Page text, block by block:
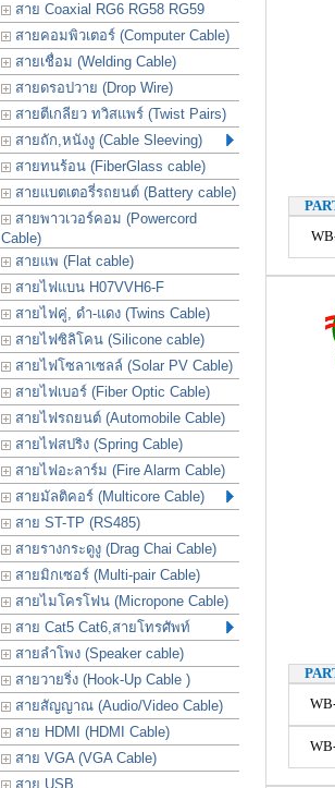
สาย Coaxial RG6 RG58 RG59
สายคอมพิวเตอร์ (Computer Cable)
สายเชื่อม (Welding Cable)
สายดรอปวาย (Drop Wire)
สายตีเกลียว ทวิสแพร์ (Twist Pairs)
สายถัก,หนังงู (Cable Sleeving)
สายทนร้อน (FiberGlass cable)
สายแบตเตอรี่รถยนต์ (Battery cable)
สายพาวเวอร์คอม (Powercord
Cable)
สายแพ (Flat cable)
สายไฟแบน H07VVH6-F
สายไฟคู่, ดำ-แดง (Twins Cable)
สายไฟซิลิโคน (Silicone cable)
สายไฟโซลาเซลล์ (Solar PV Cable)
สายไฟเบอร์ (Fiber Optic Cable)
สายไฟรถยนต์ (Automobile Cable)
สายไฟสปริง (Spring Cable)
สายไฟอะลาร์ม (Fire Alarm Cable)
สายมัลติคอร์ (Multicore Cable)
สาย ST-TP (RS485)
สายรางกระดูงู (Drag Chai Cable)
สายมิกเซอร์ (Multi-pair Cable)
สายไมโครโฟน (Micropone Cable)
สาย Cat5 Cat6,สายโทรศัพท์
สายลำโพง (Speaker cable)
สายวายริ่ง (Hook-Up Cable )
สายสัญญาณ (Audio/Video Cable)
สาย HDMI (HDMI Cable)
สาย VGA (VGA Cable)
สาย USB